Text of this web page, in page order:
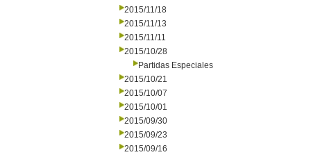
2015/11/18
2015/11/13
2015/11/11
2015/10/28
Partidas Especiales
2015/10/21
2015/10/07
2015/10/01
2015/09/30
2015/09/23
2015/09/16